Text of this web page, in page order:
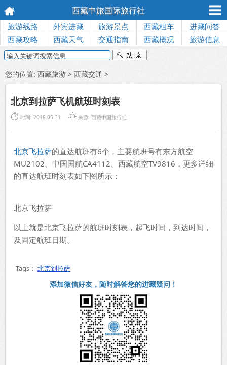
西藏中旅国际旅行社
旅游线路 外宾进藏 旅游景点 西藏租车
进藏问答
西藏攻略
西藏天气 交通指南 西藏概况 旅游信息
您的位置: 西藏旅游 > 西藏交通 >
北京到拉萨飞机航班时刻表
 时间: 2018-05-31 来源: 西藏中国旅行社
北京飞拉萨的直达航班有6个，主要航班号有东方航空
MU2102、中国国航CA4112、西藏航空TV9816，更多详细
的直达航班时刻表如下图所示：
北京飞拉萨
以上就是北京飞拉萨的航班时刻表，起飞时间，到达时间，
及固定航班日期。
Tags： 北京到拉萨
添加微信好友，随时解答您的进藏疑问！